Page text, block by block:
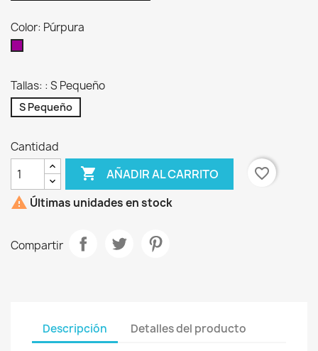
Color: Púrpura
Tallas: : S Pequeño
S Pequeño
Cantidad
 AÑADIR AL CARRITO
favorite_border
 Últimas unidades en stock
Compartir
Descripción Detalles del producto